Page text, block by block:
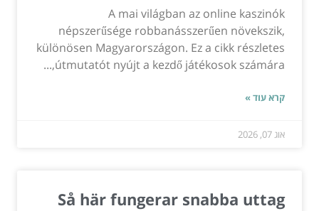
A mai világban az online kaszinók
népszerűsége robbanásszerűen növekszik,
különösen Magyarországon. Ez a cikk részletes
útmutatót nyújt a kezdő játékosok számára,...
קרא עוד »
אוג 07, 2026
Så här fungerar snabba uttag